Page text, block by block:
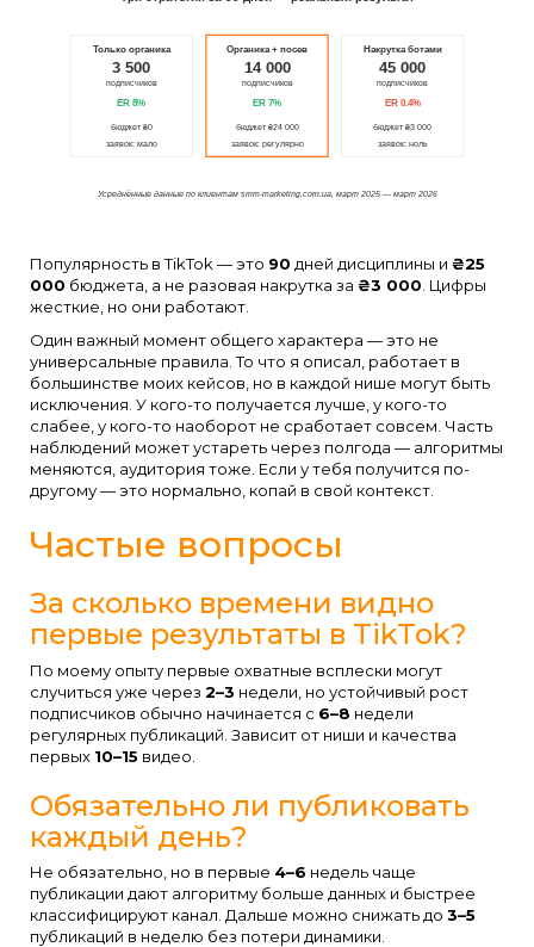
Только органика
3 500
подписчиков
ER 8%
бюджет ₴0
заявок: мало
Органика + посев
14 000
подписчиков
ER 7%
бюджет ₴24 000
заявок: регулярно
Накрутка ботами
45 000
подписчиков
ER 0.4%
бюджет ₴3 000
заявок: ноль
Усреднённые данные по клиентам smm-marketing.com.ua, март 2025 — март 2026
Популярность в TikTok — это 90 дней дисциплины и ₴25
000 бюджета, а не разовая накрутка за ₴3 000. Цифры
жесткие, но они работают.
Один важный момент общего характера — это не
универсальные правила. То что я описал, работает в
большинстве моих кейсов, но в каждой нише могут быть
исключения. У кого-то получается лучше, у кого-то
слабее, у кого-то наоборот не сработает совсем. Часть
наблюдений может устареть через полгода — алгоритмы
меняются, аудитория тоже. Если у тебя получится по-
другому — это нормально, копай в свой контекст.
Частые вопросы
За сколько времени видно
первые результаты в TikTok?
По моему опыту первые охватные всплески могут
случиться уже через 2–3 недели, но устойчивый рост
подписчиков обычно начинается с 6–8 недели
регулярных публикаций. Зависит от ниши и качества
первых 10–15 видео.
Обязательно ли публиковать
каждый день?
Не обязательно, но в первые 4–6 недель чаще
публикации дают алгоритму больше данных и быстрее
классифицируют канал. Дальше можно снижать до 3–5
публикаций в неделю без потери динамики.